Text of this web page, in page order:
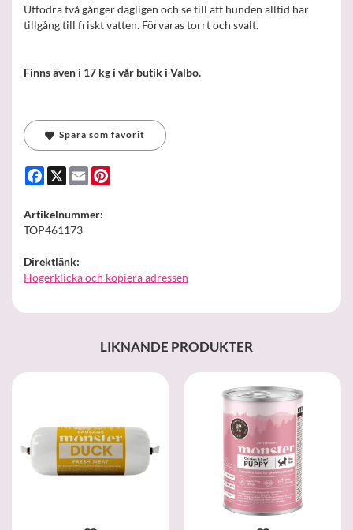
Utfodra två gånger dagligen och se till att hunden alltid har
tillgång till friskt vatten. Förvaras torrt och svalt.
Finns även i 17 kg i vår butik i Valbo.
Spara som favorit
Facebook
X Email
Artikelnummer:
TOP461173
Direktlänk:
Högerklicka och kopiera adressen
LIKNANDE PRODUKTER